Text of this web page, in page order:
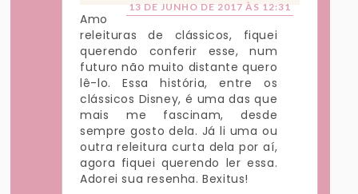
13 DE JUNHO DE 2017 ÀS 12:31
Amo
releituras de clássicos, fiquei
querendo conferir esse, num
futuro não muito distante quero
lê-lo. Essa história, entre os
clássicos Disney, é uma das que
mais me fascinam, desde
sempre gosto dela. Já li uma ou
outra releitura curta dela por aí,
agora fiquei querendo ler essa.
Adorei sua resenha. Bexitus!